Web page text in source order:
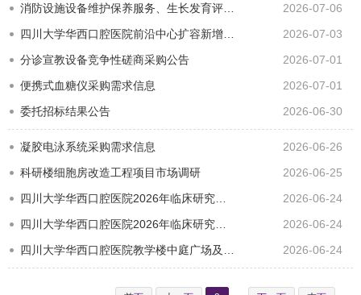
2026-07-06
2026-07-03
分诊宣教设备竞争性磋商采购公告
2026-07-01
便携式血糖仪采购需求信息
2026-07-01
委托招标结果公告
2026-06-30
凝胶电泳系统采购需求信息
2026-06-26
科研楼细胞房改造工程项目市场调研
2026-06-25
2026-06-24
2026-06-24
2026-06-24